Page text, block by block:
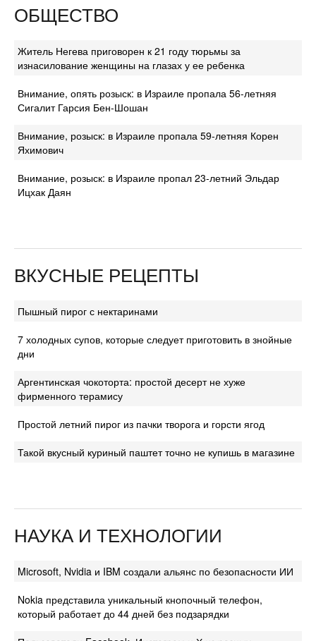
ОБЩЕСТВО
Житель Негева приговорен к 21 году тюрьмы за
изнасилование женщины на глазах у ее ребенка
Внимание, опять розыск: в Израиле пропала 56-летняя
Сигалит Гарсия Бен-Шошан
Внимание, розыск: в Израиле пропала 59-летняя Корен
Яхимович
Внимание, розыск: в Израиле пропал 23-летний Эльдар
Ицхак Даян
ВКУСНЫЕ РЕЦЕПТЫ
Пышный пирог с нектаринами
7 холодных супов, которые следует приготовить в знойные
дни
Аргентинская чокоторта: простой десерт не хуже
фирменного терамису
Простой летний пирог из пачки творога и горсти ягод
Такой вкусный куриный паштет точно не купишь в магазине
НАУКА И ТЕХНОЛОГИИ
Microsoft, Nvidia и IBM создали альянс по безопасности ИИ
Nokia представила уникальный кнопочный телефон,
который работает до 44 дней без подзарядки